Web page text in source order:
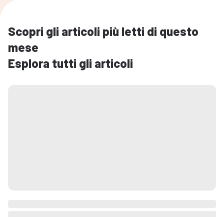
Scopri gli articoli più letti di questo
mese
Esplora tutti gli articoli